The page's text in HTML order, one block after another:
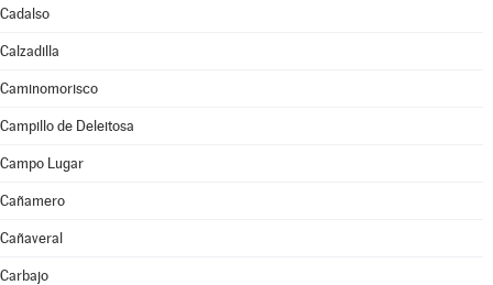
Cadalso
Calzadilla
Caminomorisco
Campillo de Deleitosa
Campo Lugar
Cañamero
Cañaveral
Carbajo